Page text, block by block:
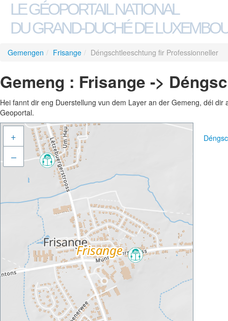
LE GÉOPORTAIL NATIONAL
DU GRAND-DUCHÉ DE
Gemengen / Frisange / Déngschtleeschtung fir Professionneller
Gemeng : Frisange ->
Hei fannt dir eng Duerstellung vun dem Layer an der Gemeng, déi
Geoportal.
+
–